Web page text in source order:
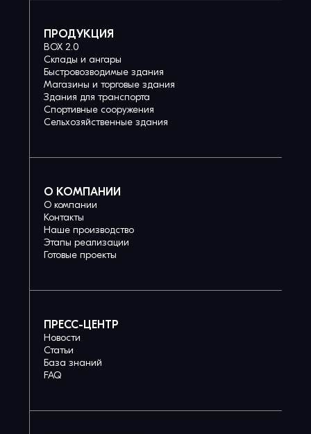
ПРОДУКЦИЯ
BOX 2.0
Склады и ангары
Быстровозводимые здания
Магазины и торговые здания
Здания для транспорта
Спортивные сооружения
Сельхозяйственные здания
О КОМПАНИИ
О компании
Контакты
Наше производство
Этапы реализации
Готовые проекты
ПРЕСС-ЦЕНТР
Новости
Статьи
База знаний
FAQ